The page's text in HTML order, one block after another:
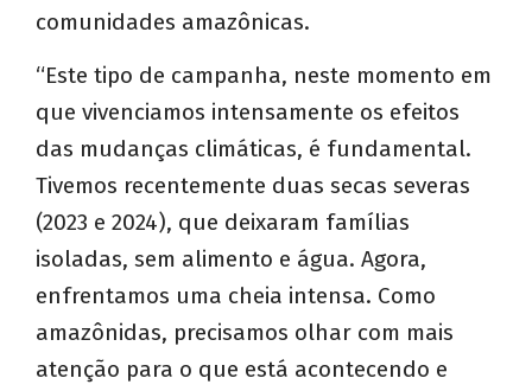
comunidades amazônicas.
“Este tipo de campanha, neste momento em
que vivenciamos intensamente os efeitos
das mudanças climáticas, é fundamental.
Tivemos recentemente duas secas severas
(2023 e 2024), que deixaram famílias
isoladas, sem alimento e água. Agora,
enfrentamos uma cheia intensa. Como
amazônidas, precisamos olhar com mais
atenção para o que está acontecendo e